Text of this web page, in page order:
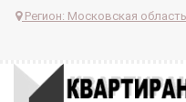
Регион: Московская область